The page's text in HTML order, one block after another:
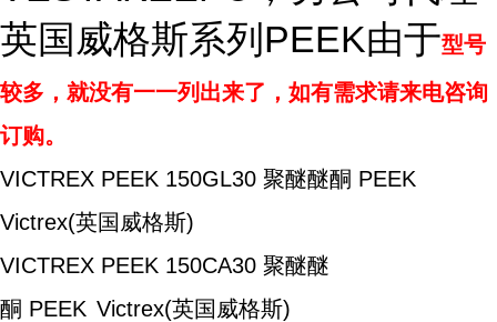
英国威格斯系列PEEK由于型号
较多，就没有一一列出来了，如有需求请来电咨询
订购。
VICTREX PEEK 150GL30 聚醚醚酮 PEEK
Victrex(英国威格斯)
VICTREX PEEK 150CA30 聚醚醚
酮 PEEK Victrex(英国威格斯)